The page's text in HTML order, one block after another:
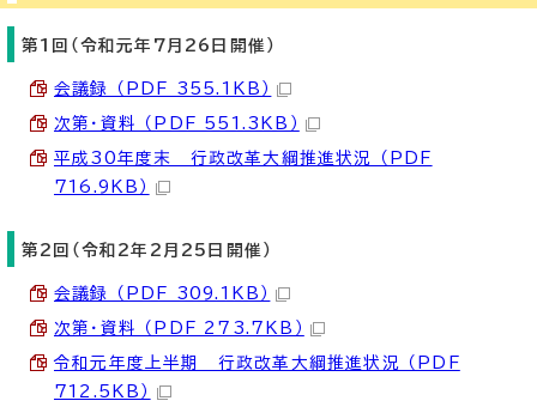
第1回（令和元年7月26日開催）
会議録 （PDF 355.1KB）
次第・資料 （PDF 551.3KB）
平成30年度末 行政改革大綱推進状況 （PDF
716.9KB）
第2回（令和2年2月25日開催）
会議録 （PDF 309.1KB）
次第・資料 （PDF 273.7KB）
令和元年度上半期 行政改革大綱推進状況 （PDF
712.5KB）